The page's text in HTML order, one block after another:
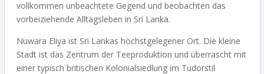
vollkommen unbeachtete Gegend und beobachten das
vorbeiziehende Alltagsleben in Sri Lanka.
Nuwara Eliya ist Sri Lankas höchstgelegener Ort. Die kleine
Stadt ist das Zentrum der Teeproduktion und überrascht mit
einer typisch britischen Kolonialsiedlung im Tudorstil